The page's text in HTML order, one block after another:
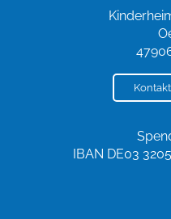
Kontakt
IBAN DE03